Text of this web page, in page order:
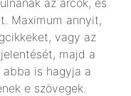
Maximum annyit,
vagy az
majd a
is hagyja a
e szövegek.